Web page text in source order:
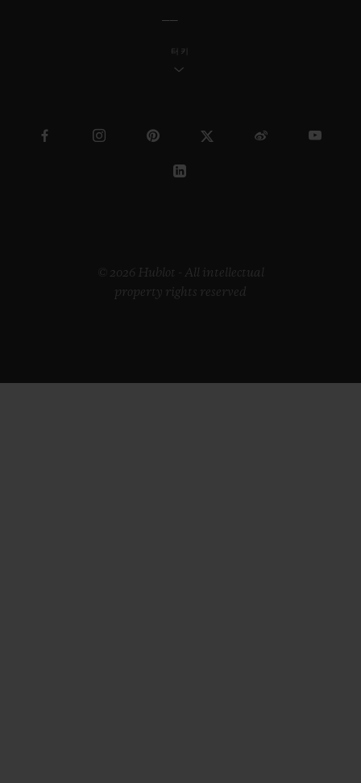
터키
© 2026 Hublot - All intellectual
property rights reserved